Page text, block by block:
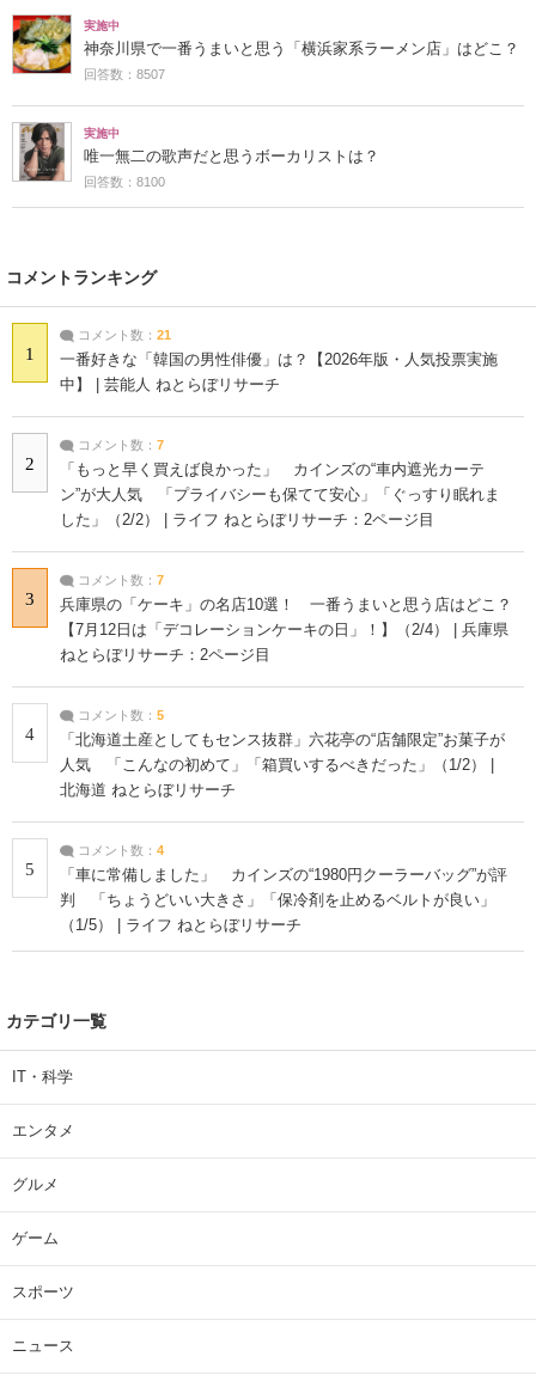
実施中
神奈川県で一番うまいと思う「横浜家系ラーメン店」はどこ？
回答数：8507
実施中
唯一無二の歌声だと思うボーカリストは？
回答数：8100
コメントランキング
1
コメント数： 21
一番好きな「韓国の男性俳優」は？【2026年版・人気投票実施
中】 | 芸能人 ねとらぼリサーチ
2
コメント数： 7
「もっと早く買えば良かった」 カインズの“車内遮光カーテ
ン”が大人気 「プライバシーも保てて安心」「ぐっすり眠れま
した」（2/2） | ライフ ねとらぼリサーチ：2ページ目
3
コメント数： 7
兵庫県の「ケーキ」の名店10選！ 一番うまいと思う店はどこ？
【7月12日は「デコレーションケーキの日」！】（2/4） | 兵庫県
ねとらぼリサーチ：2ページ目
4
コメント数： 5
「北海道土産としてもセンス抜群」六花亭の“店舗限定”お菓子が
人気 「こんなの初めて」「箱買いするべきだった」（1/2） |
北海道 ねとらぼリサーチ
5
コメント数： 4
「車に常備しました」 カインズの“1980円クーラーバッグ”が評
判 「ちょうどいい大きさ」「保冷剤を止めるベルトが良い」
（1/5） | ライフ ねとらぼリサーチ
カテゴリ一覧
IT・科学
エンタメ
グルメ
ゲーム
スポーツ
ニュース